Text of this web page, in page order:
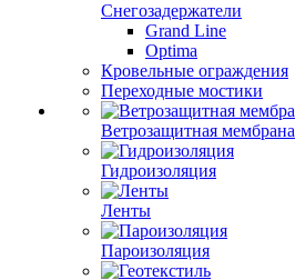
Снегозадержатели
Grand Line
Optima
Кровельные ограждения
Переходные мостики
Ветрозащитная мембрана
Гидроизоляция
Ленты
Пароизоляция